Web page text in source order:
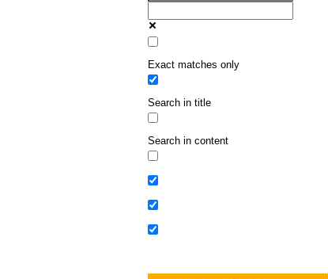
Exact matches only
Search in title
Search in content